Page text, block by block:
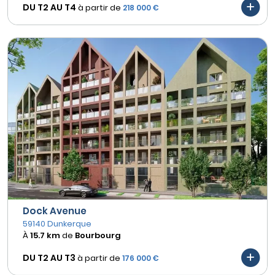
DU T2 AU T4 à partir de 218 000 €
Dock Avenue
59140 Dunkerque
À15.7 kmde Bourbourg
DU T2 AU T3 à partir de 176 000 €